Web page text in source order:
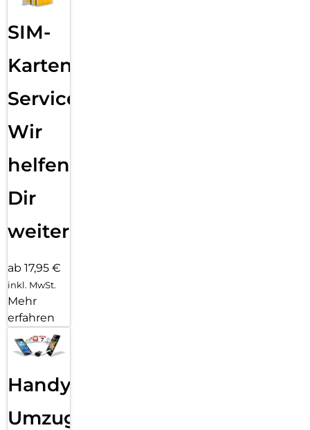
SIM-
Karten
Service:
Wir
helfen
Dir
weiter
ab 17,95 €
inkl. MwSt.
Mehr
erfahren
Handy
Umzug